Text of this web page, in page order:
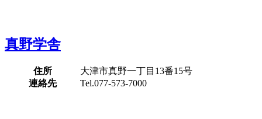
真野学舎
住所
大津市真野一丁目13番15号
連絡先
Tel.077-573-7000